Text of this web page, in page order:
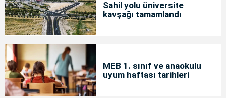
Sahil yolu üniversite
kavşağı tamamlandı
MEB 1. sınıf ve anaokulu
uyum haftası tarihleri